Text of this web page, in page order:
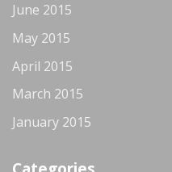
June 2015
May 2015
April 2015
March 2015
January 2015